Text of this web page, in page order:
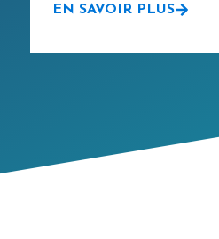
EN SAVOIR PLUS